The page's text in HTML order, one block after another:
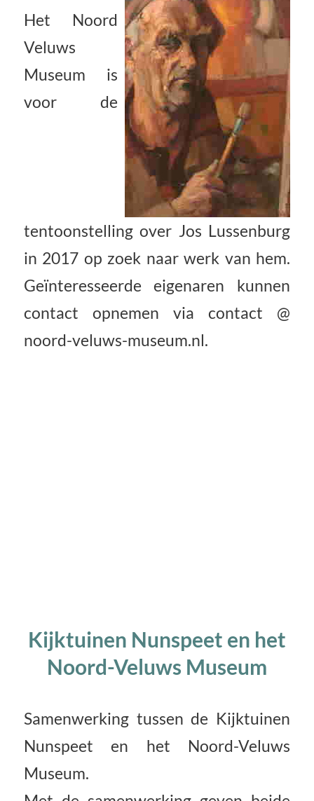
Het Noord
Veluws
Museum is
voor de
tentoonstelling over Jos Lussenburg
in 2017 op zoek naar werk van hem.
Geïnteresseerde eigenaren kunnen
contact opnemen via contact @
noord-veluws-museum.nl.
Kijktuinen Nunspeet en het
Noord-Veluws Museum
Samenwerking tussen de Kijktuinen
Nunspeet en het Noord-Veluws
Museum.